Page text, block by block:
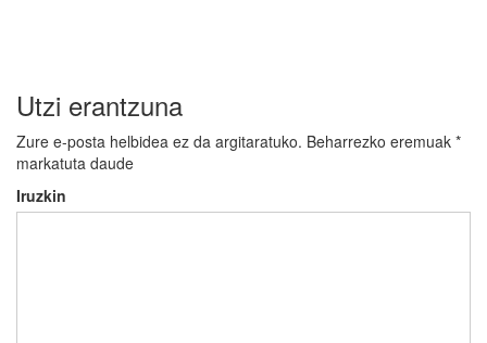
Utzi erantzuna
Zure e-posta helbidea ez da argitaratuko. Beharrezko eremuak *
markatuta daude
Iruzkin